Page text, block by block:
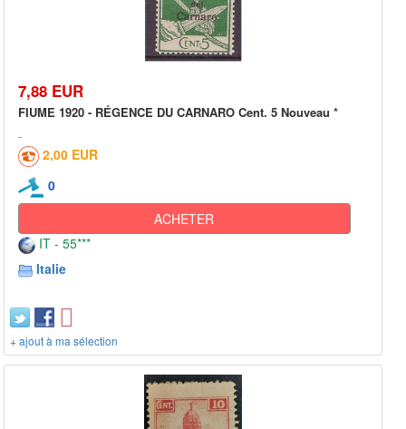
7,88 EUR
FIUME 1920 - RÉGENCE DU CARNARO Cent. 5 Nouveau *
2,00 EUR
0
ACHETER
IT - 55***
Italie
+ ajout à ma sélection